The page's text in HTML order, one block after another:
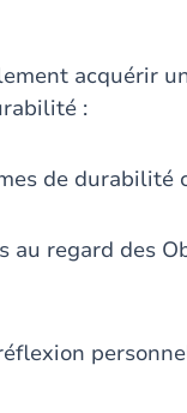
acquérir
:
de durabilité
au regard des